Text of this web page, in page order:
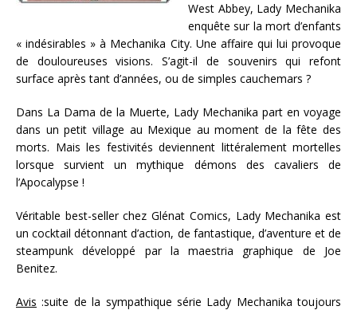
West Abbey, Lady Mechanika
enquête sur la mort d’enfants
« indésirables » à Mechanika City. Une affaire qui lui provoque
de douloureuses visions. S’agit-il de souvenirs qui refont
surface après tant d’années, ou de simples cauchemars ?
Dans La Dama de la Muerte, Lady Mechanika part en voyage
dans un petit village au Mexique au moment de la fête des
morts. Mais les festivités deviennent littéralement mortelles
lorsque survient un mythique démons des cavaliers de
l’Apocalypse !
Véritable best-seller chez Glénat Comics, Lady Mechanika est
un cocktail détonnant d’action, de fantastique, d’aventure et de
steampunk développé par la maestria graphique de Joe
Benitez.
Avis :suite de la sympathique série Lady Mechanika toujours